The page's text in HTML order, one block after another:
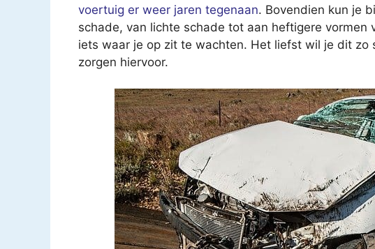
voertuig er weer jaren tegenaan. Bovendien kun je
schade, van lichte schade tot aan heftigere vormen
iets waar je op zit te wachten. Het liefst wil je dit zo
zorgen hiervoor.